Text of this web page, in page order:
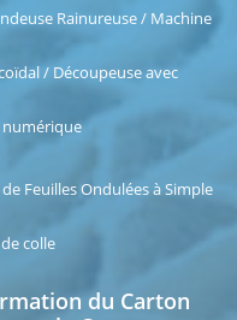
Rainureuse / Machine
/ Découpeuse avec
numérique
Feuilles Ondulées à Simple
colle
du Carton